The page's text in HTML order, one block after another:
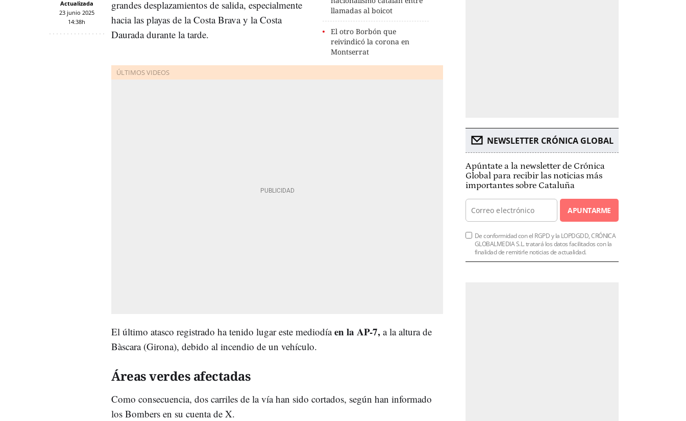
Actualizada
23 junio 2025
14:38h
llamadas al boicot
El otro Borbón que
reivindicó la corona en
Montserrat
grandes desplazamientos de salida, especialmente
hacia las playas de la Costa Brava y la Costa
Daurada durante la tarde.
El último atasco registrado ha tenido lugar este mediodíaen la AP-7, a la altura de
Bàscara (Girona), debido al incendio de un vehículo.
Áreas verdes afectadas
Como consecuencia, dos carriles de la vía han sido cortados, según han informado
los Bombers en su cuenta de X.
NEWSLETTER CRÓNICA GLOBAL
Apúntate a la newsletter de Crónica
Global para recibir las noticias más
importantes sobre Cataluña
APUNTARME
De conformidad con el RGPD y la LOPDGDD, CRÓNICA
GLOBALMEDIA S.L. tratará los datos facilitados con la
finalidad de remitirle noticias de actualidad.